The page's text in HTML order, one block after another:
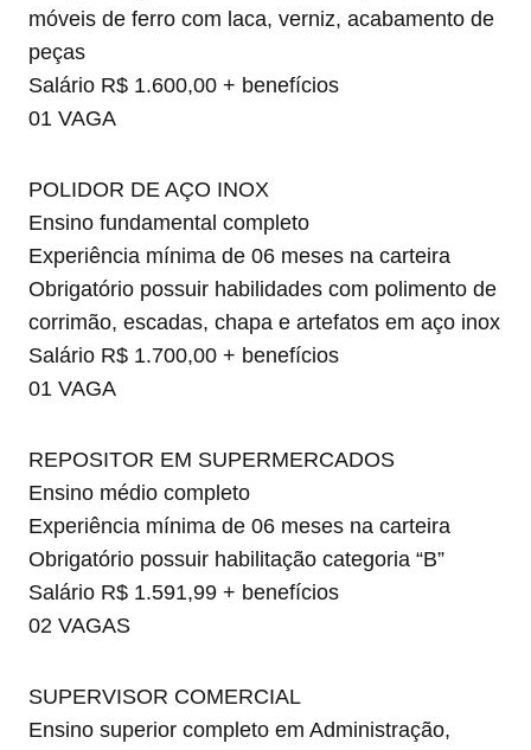
móveis de ferro com laca, verniz, acabamento de
peças
Salário R$ 1.600,00 + benefícios
01 VAGA
POLIDOR DE AÇO INOX
Ensino fundamental completo
Experiência mínima de 06 meses na carteira
Obrigatório possuir habilidades com polimento de
corrimão, escadas, chapa e artefatos em aço inox
Salário R$ 1.700,00 + benefícios
01 VAGA
REPOSITOR EM SUPERMERCADOS
Ensino médio completo
Experiência mínima de 06 meses na carteira
Obrigatório possuir habilitação categoria “B”
Salário R$ 1.591,99 + benefícios
02 VAGAS
SUPERVISOR COMERCIAL
Ensino superior completo em Administração,